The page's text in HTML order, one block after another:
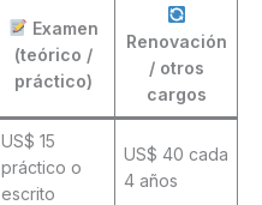
Examen
(teórico /
práctico)
Renovación
/ otros
cargos
US$ 15
práctico o
escrito
US$ 40 cada
4 años